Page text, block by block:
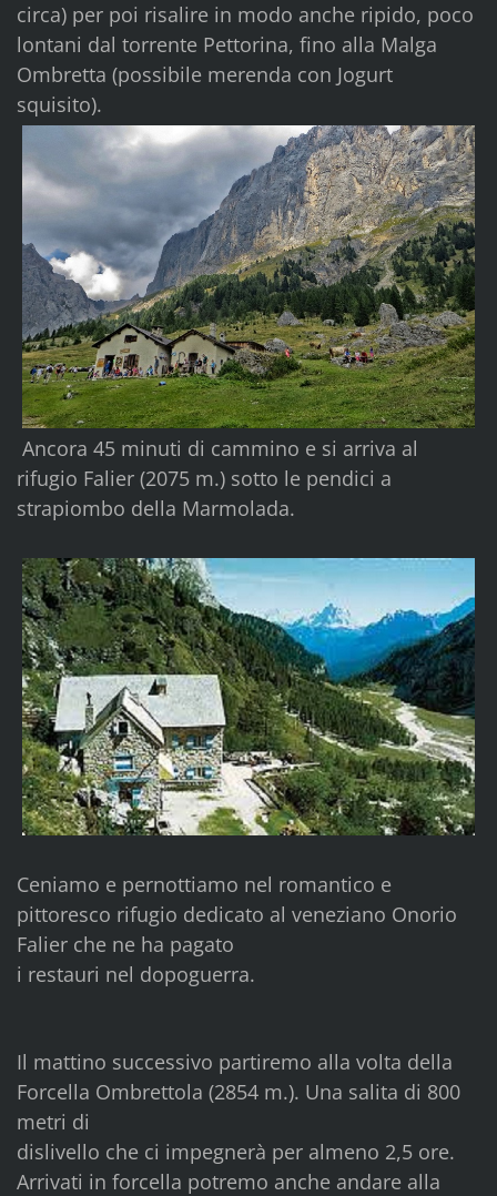
circa) per poi risalire in modo anche ripido, poco
lontani dal torrente Pettorina, fino alla Malga
Ombretta (possibile merenda con Jogurt
squisito).
Ancora 45 minuti di cammino e si arriva al
rifugio Falier (2075 m.) sotto le pendici a
strapiombo della Marmolada.
Ceniamo e pernottiamo nel romantico e
pittoresco rifugio dedicato al veneziano Onorio
Falier che ne ha pagato
i restauri nel dopoguerra.
Il mattino successivo partiremo alla volta della
Forcella Ombrettola (2854 m.). Una salita di 800
metri di
dislivello che ci impegnerà per almeno 2,5 ore.
Arrivati in forcella potremo anche andare alla